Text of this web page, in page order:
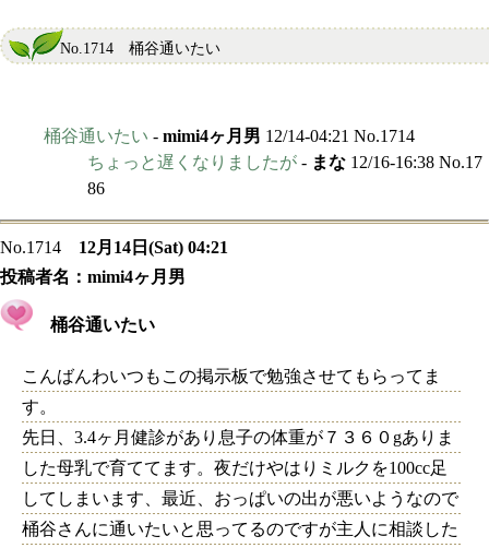
No.1714 桶谷通いたい
桶谷通いたい - mimi4ヶ月男 12/14-04:21 No.1714
ちょっと遅くなりましたが - まな 12/16-16:38 No.17
86
No.1714
12月14日(Sat) 04:21
投稿者名： mimi4ヶ月男
桶谷通いたい
こんばんわいつもこの掲示板で勉強させてもらってま
す。
先日、3.4ヶ月健診があり息子の体重が７３６０gありま
した母乳で育ててます。夜だけやはりミルクを100cc足
してしまいます、最近、おっぱいの出が悪いようなので
桶谷さんに通いたいと思ってるのですが主人に相談した